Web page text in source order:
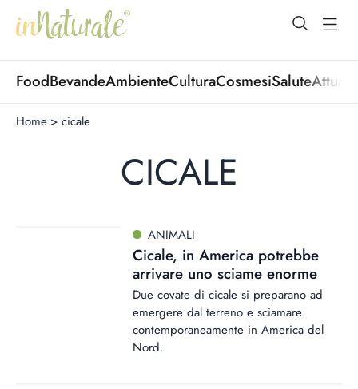
open
FoodBevandeAmbienteCulturaCosmesiSalute
Home > cicale
CICALE
ANIMALI
Cicale, in America potrebbe
arrivare uno sciame enorme
Due covate di cicale si preparano ad
emergere dal terreno e sciamare
contemporaneamente in America del
Nord.